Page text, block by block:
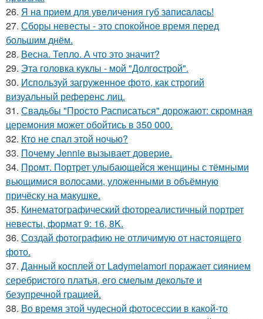
26. Я нa пpиeм для увeличeния губ зaпиcaлacь!
27. Сборы невесты - это спокойное время перед
большим днём.
28. Весна. Тепло. А что это значит?
29. Эта головка куклы - мой "Долгострой".
30. Используй загруженное фото, как строгий
визуальный референс лиц.
31. Свадьбы "Просто Расписаться" дорожают: скромная
церемония может обойтись в 350 000.
32. Кто не спал этой ночью?
33. Почему Jennie вызывает доверие.
34. Промт. Портрет улыбающейся женщины с тёмными
вьющимися волосами, уложенными в объёмную
причёску на макушке.
35. Кинематографический фотореалистичный портрет
невесты, формат 9: 16, 8K.
36. Создай фотографию не отличимую от настоящего
фото.
37. Данный косплей от Ladymelamori поражает сиянием
серебристого платья, его смелым декольте и
безупречной грацией.
38. Во время этой чудесной фотосессии в какой-то